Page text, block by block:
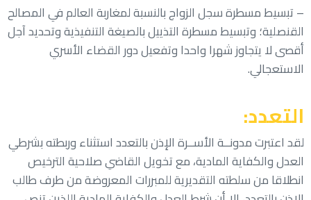
– تبسيط مسطرة سجل الزواج بالنسبة لمغاربة العالم في المصالح
القنصلية؛ وتبسيط مسطرة التذييل بالصيغة التنفيذية وتحديد آجل
أقصى لا يتجاوز شهرا واحدا وتفعيل دور القضاء الأسري
الاستعجالي.
التعدد:
لقد اعتبرت مدونــة الأســرة الإذن بالتعدد استثناء وربطته بشرطي
العدل والكفاية المادية، مع تخويل القاضي صلاحية الترخيص
انطلاقا من سلطته التقديرية للمبررات المعروضة من طرف طالب